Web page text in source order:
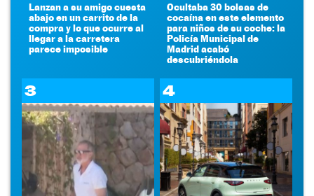
Lanzan a su amigo cuesta
abajo en un carrito de la
compra y lo que ocurre al
llegar a la carretera
parece imposible
Ocultaba 30 bolsas de
cocaína en este elemento
para niños de su coche: la
Policía Municipal de
Madrid acabó
descubriéndola
3 4